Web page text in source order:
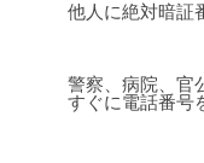
他人に絶対暗証
警察、病院、官
すぐに電話番号